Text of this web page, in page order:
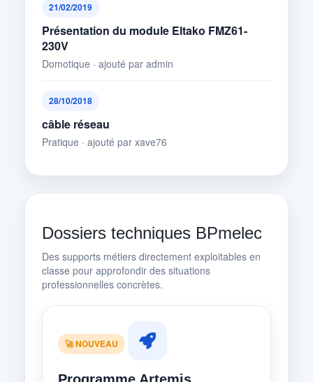
21/02/2019
Présentation du module Eltako FMZ61-
230V
Domotique · ajouté par admin
28/10/2018
câble réseau
Pratique · ajouté par xave76
Dossiers techniques BPmelec
Des supports métiers directement exploitables en
classe pour approfondir des situations
professionnelles concrètes.
🚀 NOUVEAU